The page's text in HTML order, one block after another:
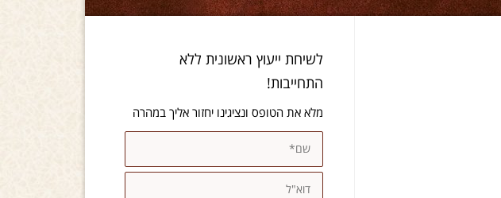
לשיחת ייעוץ ראשונית ללא
התחייבות!
מלא את הטופס ונציגינו יחזור אליך במהרה